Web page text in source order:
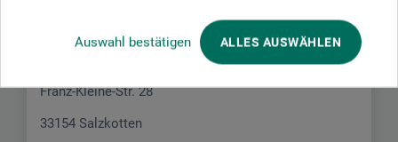
Auswahl bestätigen ALLES AUSWÄHLEN
Franz-Kleine-Str. 28
33154 Salzkotten